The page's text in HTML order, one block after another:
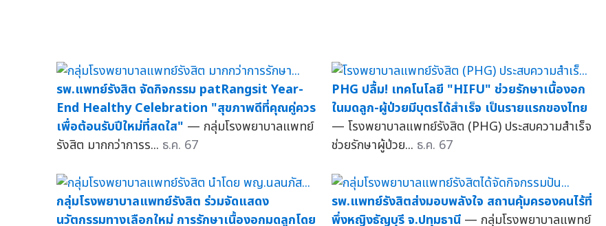
รพ.แพทย์รังสิต จัดกิจกรรม patRangsit Year-
End Healthy Celebration "สุขภาพดีที่คุณคู่ควร
เพื่อต้อนรับปีใหม่ที่สดใส" — กลุ่มโรงพยาบาลแพทย์
รังสิต มากกว่าการร... ธ.ค. 67
PHG ปลื้ม! เทคโนโลยี "HIFU" ช่วยรักษาเนื้องอก
ในมดลูก-ผู้ป่วยมีบุตรได้สำเร็จ เป็นรายแรกของไทย
— โรงพยาบาลแพทย์รังสิต (PHG) ประสบความสำเร็จ
ช่วยรักษาผู้ป่วย... ธ.ค. 67
กลุ่มโรงพยาบาลแพทย์รังสิต ร่วมจัดแสดง
นวัตกรรมทางเลือกใหม่ การรักษาเนื้องอกมดลูกโดย
รพ.แพทย์รังสิตส่งมอบพลังใจ สถานคุ้มครองคนไร้ที่
พึ่งหญิงธัญบุรี จ.ปทุมธานี — กลุ่มโรงพยาบาลแพทย์